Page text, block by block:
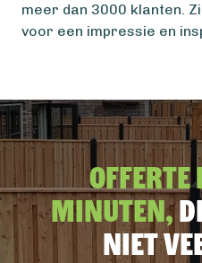
meer dan 3000 klanten.
voor een impressie en
Offerte
minuten,
niet